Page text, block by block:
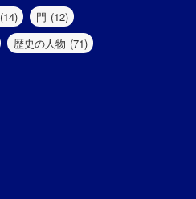
(14) 門 (12)
歴史の人物 (71)